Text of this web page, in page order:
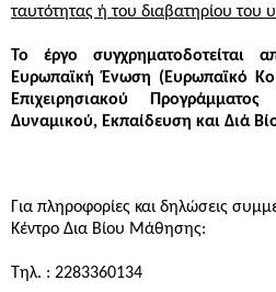
ταυτότητας ή του διαβατηρίου του
Το έργο
Ευρωπαϊκή Ένωση (Ευρωπαϊκό
Επιχειρησιακού
Δυναμικού, Εκπαίδευση και Διά
Για πληροφορίες και δηλώσεις
Κέντρο Δια Βίου Μάθησης:
Τηλ. : 2283360134